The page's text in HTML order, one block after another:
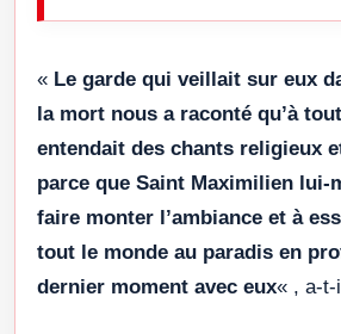
« Le garde qui veillait sur eux
la mort nous a raconté qu’à
entendait des chants religieux
parce que Saint Maximilien lui-
faire monter l’ambiance et à
tout le monde au paradis en
dernier moment avec eux« , a-t-